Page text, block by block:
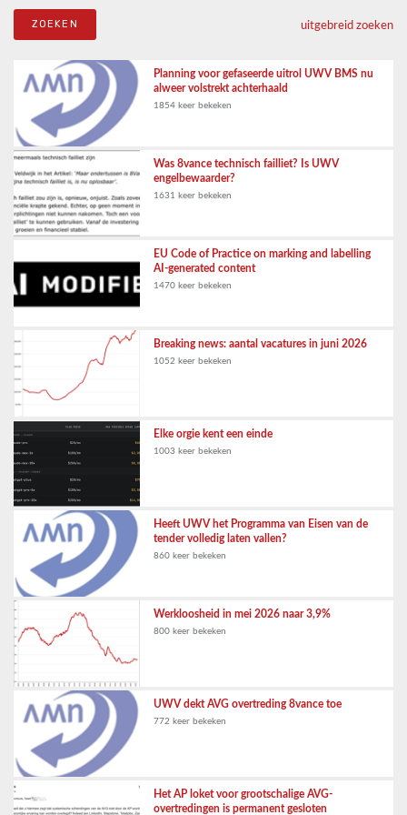
uitgebreid zoeken
Planning voor gefaseerde uitrol UWV BMS nu
alweer volstrekt achterhaald
1854 keer bekeken
Was 8vance technisch failliet? Is UWV
engelbewaarder?
1631 keer bekeken
EU Code of Practice on marking and labelling
AI-generated content
1470 keer bekeken
Breaking news: aantal vacatures in juni 2026
1052 keer bekeken
Elke orgie kent een einde
1003 keer bekeken
Heeft UWV het Programma van Eisen van de
tender volledig laten vallen?
860 keer bekeken
Werkloosheid in mei 2026 naar 3,9%
800 keer bekeken
UWV dekt AVG overtreding 8vance toe
772 keer bekeken
Het AP loket voor grootschalige AVG-
overtredingen is permanent gesloten